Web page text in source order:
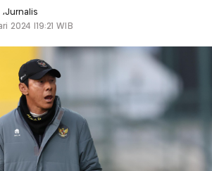
,Jurnalis
2024 |19:21 WIB